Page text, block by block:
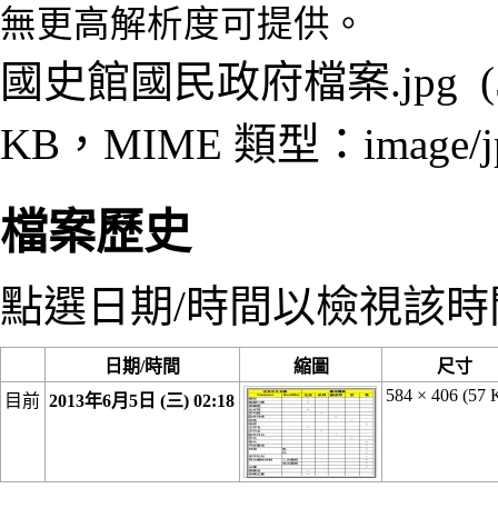
無更高解析度可提供。
國史館國民政府檔案.jpg
KB，MIME 類型： image/
檔案歷史
點選日期/時間以檢視該
日期/時間 縮圖
尺寸
目前 2013年6月5日 (三) 02:18 584 × 406 (57